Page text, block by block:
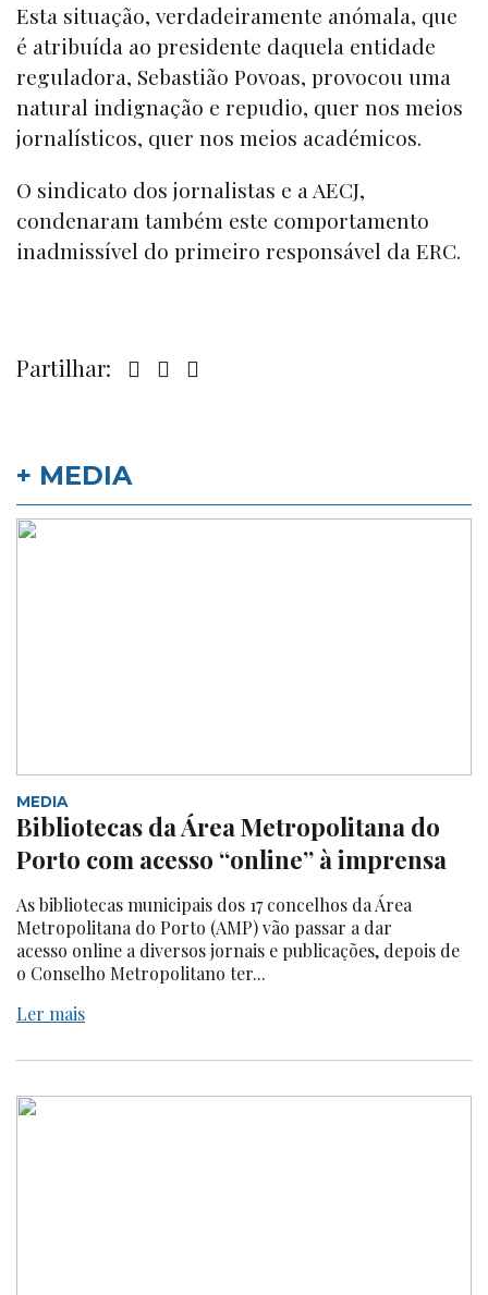
Esta situação, verdadeiramente anómala, que
é atribuída ao presidente daquela entidade
reguladora, Sebastião Povoas, provocou uma
natural indignação e repudio, quer nos meios
jornalísticos, quer nos meios académicos.
O sindicato dos jornalistas e a AECJ,
condenaram também este comportamento
inadmissível do primeiro responsável da ERC.
Partilhar:
+ MEDIA
MEDIA
Bibliotecas da Área Metropolitana do
Porto com acesso “online” à imprensa
As bibliotecas municipais dos 17 concelhos da Área
Metropolitana do Porto (AMP) vão passar a dar
acesso online a diversos jornais e publicações, depois de
o Conselho Metropolitano ter...
Ler mais